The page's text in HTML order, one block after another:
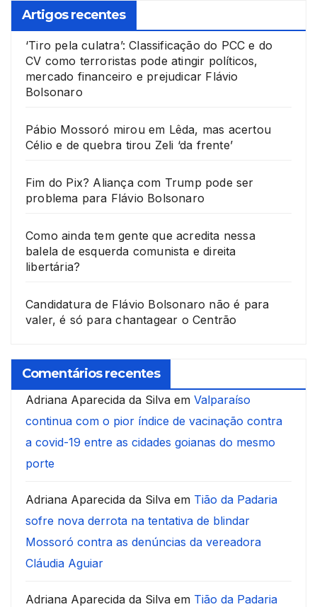
Artigos recentes
‘Tiro pela culatra’: Classificação do PCC e do
CV como terroristas pode atingir políticos,
mercado financeiro e prejudicar Flávio
Bolsonaro
Pábio Mossoró mirou em Lêda, mas acertou
Célio e de quebra tirou Zeli ‘da frente’
Fim do Pix? Aliança com Trump pode ser
problema para Flávio Bolsonaro
Como ainda tem gente que acredita nessa
balela de esquerda comunista e direita
libertária?
Candidatura de Flávio Bolsonaro não é para
valer, é só para chantagear o Centrão
Comentários recentes
Adriana Aparecida da Silva em Valparaíso
continua com o pior índice de vacinação contra
a covid-19 entre as cidades goianas do mesmo
porte
Adriana Aparecida da Silva em Tião da Padaria
sofre nova derrota na tentativa de blindar
Mossoró contra as denúncias da vereadora
Cláudia Aguiar
Adriana Aparecida da Silva em Tião da Padaria